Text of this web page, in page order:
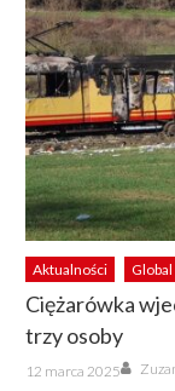
Aktualności Global
Ciężarówka
trzy osoby
Posted
on
12 marca 2025